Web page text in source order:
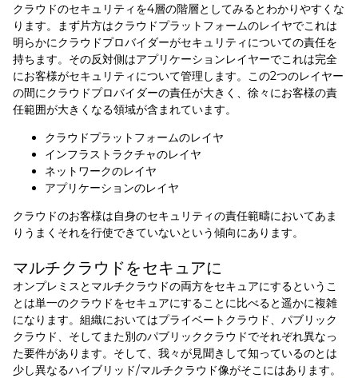
クラウドのセキュリティを4層の階層としてみるとわかりやすくな
ります。まず片方はクラウドプラットフォームのレイヤでこれは
明らかにクラウドプロバイダーがセキュリティについての責任を
持ちます。その反対側はアプリケーションレイヤーでこれは完全
にお客様がセキュリティについて管理します。この2つのレイヤー
の間にクラウドプロバイダーの責任が大きく、徐々にお客様の責
任範囲が大きくなる領域が含まれています。
クラウドプラットフォームのレイヤ
インフラストラクチャのレイヤ
ネットワークのレイヤ
アプリケーションのレイヤ
クラウドのお客様は自身のセキュリティの責任範疇においてあま
りうまくそれを行使できていないという傾向にあります。
マルチクラウドをセキュアに
オンプレミスとマルチクラウドの両方をセキュアにするというこ
とは単一のクラウドをセキュアにすることに比べると遥かに複雑
になります。組織においてはプライベートクラウド、パブリック
クラウド、そしてまた別のパブリッククラウドでそれぞれ異なっ
た要件があります。そして、我々が見聞きして知っているのとは
少し異なるハイブリッド/マルチクラウド像がそこにはあります。